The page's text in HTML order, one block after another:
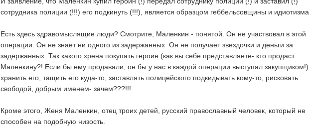
сотрудника полиции (!!!) его подкинуть (!!!), является образцом геббельсовщины и идиотизма.
Есть здесь здравомыслящие люди? Смотрите, Маленкин - понятой. Он не участвовал в этой
операции. Он не знает ни одного из задержанных. Он не получает звездочки и деньги за
задержанных. Так какого хрена покупать героин (как вы себе представляете- кто продаст
Маленкину?! Если бы ему продавали, он бы у нас в каждой операции выступал закупщиком!),
хранить его, тащить его куда-то, заставлять полицейского подкидывать кому-то, рисковать
свободой, добрым именем- зачем???!!!
Кроме этого, Женя Маленкин, отец троих детей, русский православный человек, который не
способен на подобную низость.